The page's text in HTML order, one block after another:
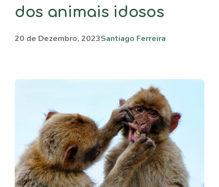
dos animais idosos
20 de Dezembro, 2023Santiago Ferreira